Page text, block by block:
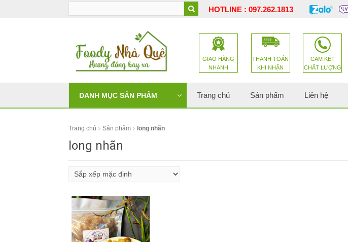
HOTLINE : 097.262.1813
GIAO HÀNG
NHANH
THANH TOÁN
KHI NHẬN
CAM KÉT
CHẤT LƯỢNG
DANH MỤC SẢN PHẨM Trang chủ Sản phẩm Liên hệ
Trang chủ Sản phẩm long nhãn
long nhãn